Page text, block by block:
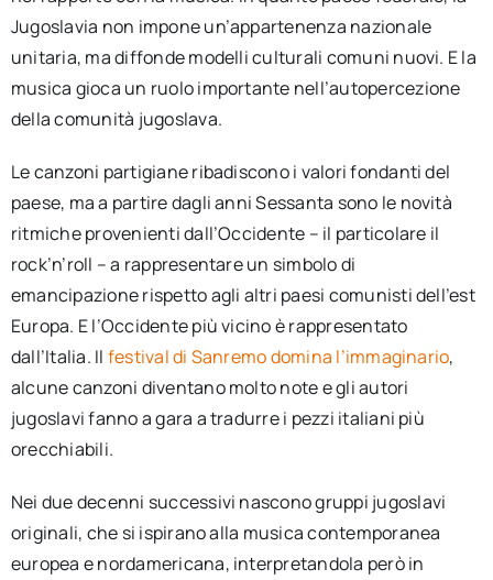
Jugoslavia non impone un’appartenenza nazionale
unitaria, ma diffonde modelli culturali comuni nuovi. E la
musica gioca un ruolo importante nell’autopercezione
della comunità jugoslava.
Le canzoni partigiane ribadiscono i valori fondanti del
paese, ma a partire dagli anni Sessanta sono le novità
ritmiche provenienti dall’Occidente – il particolare il
rock’n’roll – a rappresentare un simbolo di
emancipazione rispetto agli altri paesi comunisti dell’est
Europa. E l’Occidente più vicino è rappresentato
dall’Italia. Il festival di Sanremo domina l’immaginario,
alcune canzoni diventano molto note e gli autori
jugoslavi fanno a gara a tradurre i pezzi italiani più
orecchiabili.
Nei due decenni successivi nascono gruppi jugoslavi
originali, che si ispirano alla musica contemporanea
europea e nordamericana, interpretandola però in